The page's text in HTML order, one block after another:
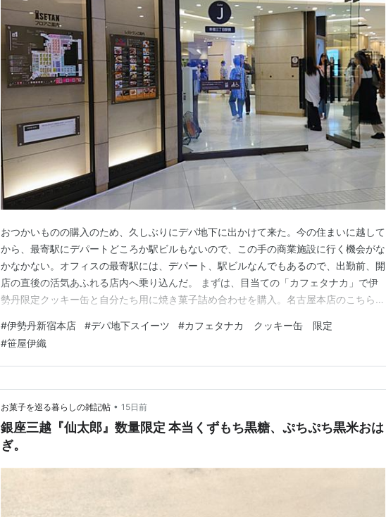
おつかいものの購入のため、久しぶりにデパ地下に出かけて来た。今の住まいに越して
から、最寄駅にデパートどころか駅ビルもないので、この手の商業施設に行く機会がな
かなかない。オフィスの最寄駅には、デパート、駅ビルなんでもあるので、出勤前、開
店の直後の活気あふれる店内へ乗り込んだ。 まずは、目当ての「カフェタナカ」で伊
勢丹限定クッキー缶と自分たち用に焼き菓子詰め合わせを購入。名古屋本店のこちらの
定品販売の時には、開店前から長い列が地下鉄の通路にまで続いていて、最後尾には何
の列かの看板を持った従業員の人が案内していた。 自宅用…
#伊勢丹新宿本店 #デパ地下スイーツ #カフェタナカ クッキー缶 限定
#笹屋伊織
お菓子を巡る暮らしの雑記帖 • 15日前
銀座三越『仙太郎』数量限定 本当くずもち黒糖、ぷちぷち黒米おは
ぎ。